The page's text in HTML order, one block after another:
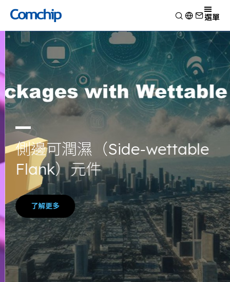
選單
產品
檢視
開關二極體
蕭特基二極體
靜電放電保護元件
瞬態電壓抑制二極體
整流二極體
電晶體
金氧半導體場效電晶體
齊納二極體
橋式整流器
高頻二極體
產品應用
檢視
消費電子
車用電子
Other
技術能力
檢視
研究與開發
生產製造
測試技術
EHS政策
品質與認證
關於典琦
檢視
關於典琦
典琦大事紀
代理商
新聞
檢視
產品新聞
公司活動
側邊可潤濕（Side-wettable
Flank）元件
了解更多